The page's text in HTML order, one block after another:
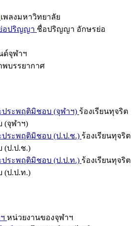
เพลงมหาวิทยาลัย
อปริญญา ชื่อปริญญา อักษรย่อ
ด์จุฬาฯ
พบรรยากาศ
ประพฤติมิชอบ (จุฬาฯ) ร้องเรียนทุจริต
(จุฬาฯ)
ประพฤติมิชอบ (ป.ป.ช.) ร้องเรียนทุจริต
(ป.ป.ช.)
ประพฤติมิชอบ (ป.ป.ท.) ร้องเรียนทุจริต
(ป.ป.ท.)
หน่วยงานของจุฬาฯ